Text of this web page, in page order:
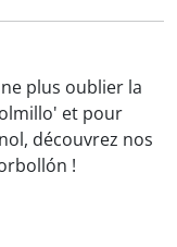
plus oublier la
et pour
découvrez nos
!